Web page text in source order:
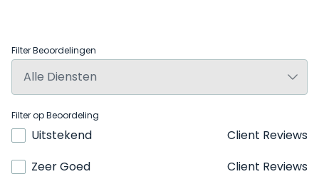
Filter Beoordelingen
Filter op Beoordeling
Uitstekend
Client Reviews
Zeer Goed
Client Reviews